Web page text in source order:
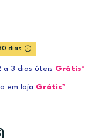
dias
a 3 dias úteis Grátis*
em loja Grátis*